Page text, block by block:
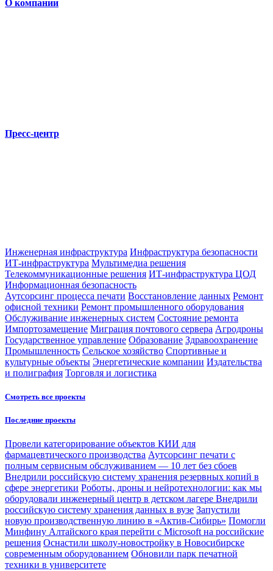
О компании
Пресс-центр
Инженерная инфраструктура Инфраструктура безопасности
ИТ-инфраструктура Мультимедиа решения
Телекоммуникационные решения ИТ-инфраструктура ЦОД
Информационная безопасность
Аутсорсинг процесса печати Восстановление данных Ремонт
офисной техники Ремонт промышленного оборудования
Обслуживание инженерных систем Состояние ремонта
Импортозамещение Миграция почтового сервера Агродроны
Государственное управление Образование Здравоохранение
Промышленность Сельское хозяйство Спортивные и
культурные объекты Энергетические компании Издательства
и полиграфия Торговля и логистика
Смотреть все проекты
Последние проекты
Провели категорирование объектов КИИ для
фармацевтического производства Аутсорсинг печати с
полным сервисным обслуживанием — 10 лет без сбоев
Внедрили российскую систему хранения резервных копий в
сфере энергетики Роботы, дроны и нейротехнологии: как мы
оборудовали инженерный центр в детском лагере Внедрили
российскую систему хранения данных в вузе Запустили
новую производственную линию в «Актив-Сибирь» Помогли
Минфину Алтайского края перейти с Microsoft на российские
решения Оснастили школу-новостройку в Новосибирске
современным оборудованием Обновили парк печатной
техники в университете